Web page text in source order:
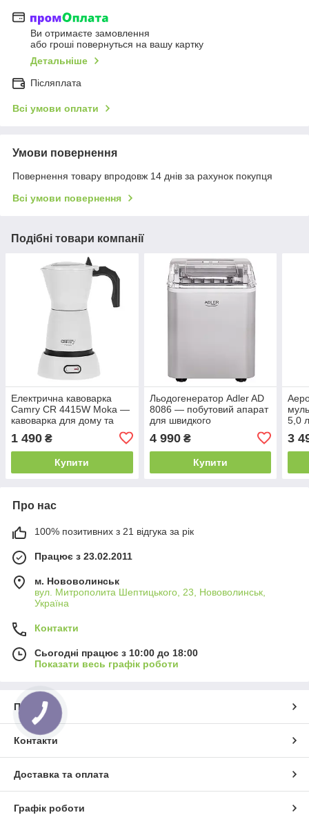
Ви отримаєте замовлення
або гроші повернуться на вашу картку
Детальніше
Післяплата
Всі умови оплати
Умови повернення
Повернення товару впродовж 14 днів за рахунок покупця
Всі умови повернення
Подібні товари компанії
Електрична кавоварка
Camry CR 4415W Moka —
кавоварка для дому та
1 490 ₴
Купити
Льодогенератор Adler AD
8086 — побутовий апарат
для швидкого
приготування льоду для
дому та бару
4 990₴
Купити
5,0
3
Про нас
100% позитивних з 21 відгука за рік
Працює з 23.02.2011
м. Нововолинськ
вул. Митрополита Шептицького, 23, Нововолинськ,
Україна
Контакти
Сьогодні працює з 10:00 до 18:00
Показати весь графік роботи
Про нас
Контакти
Доставка та оплата
Графік роботи
КНОПКА
ЗВ'ЯЗКУ